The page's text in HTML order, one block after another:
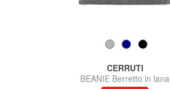
CERRUTI
BEANIE Berretto in lana